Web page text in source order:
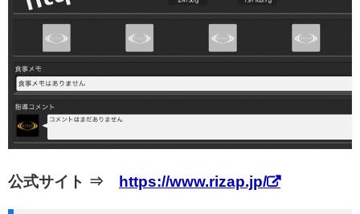
公式サイト ⇒ https://www.rizap.jp/